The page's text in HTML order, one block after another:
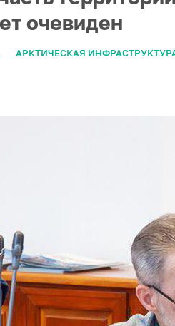
очевиден
АРКТИЧЕСКАЯ